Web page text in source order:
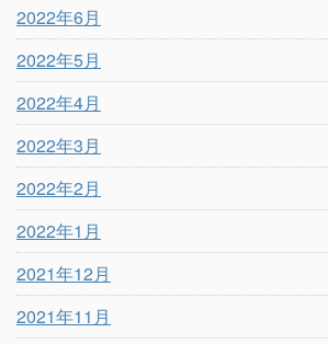
2022年6月
2022年5月
2022年4月
2022年3月
2022年2月
2022年1月
2021年12月
2021年11月